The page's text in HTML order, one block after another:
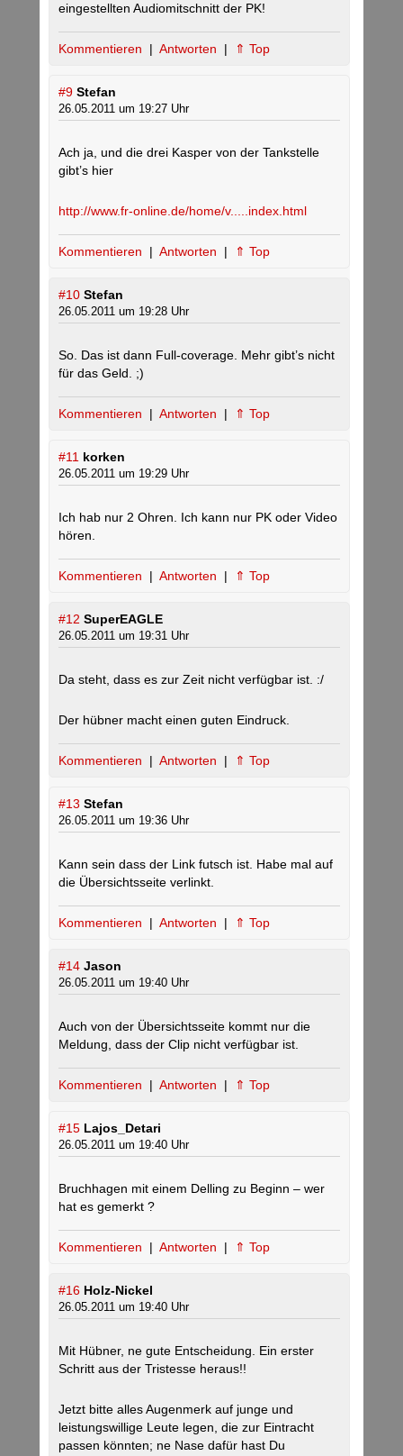
eingestellten Audiomitschnitt der PK!
Kommentieren | Antworten | ⇑ Top
#9 Stefan
26.05.2011 um 19:27 Uhr
Ach ja, und die drei Kasper von der Tankstelle
gibt’s hier
http://www.fr-online.de/home/v.....index.html
Kommentieren | Antworten | ⇑ Top
#10 Stefan
26.05.2011 um 19:28 Uhr
So. Das ist dann Full-coverage. Mehr gibt’s nicht
für das Geld. ;)
Kommentieren | Antworten | ⇑ Top
#11 korken
26.05.2011 um 19:29 Uhr
Ich hab nur 2 Ohren. Ich kann nur PK oder Video
hören.
Kommentieren | Antworten | ⇑ Top
#12 SuperEAGLE
26.05.2011 um 19:31 Uhr
Da steht, dass es zur Zeit nicht verfügbar ist. :/
Der hübner macht einen guten Eindruck.
Kommentieren | Antworten | ⇑ Top
#13 Stefan
26.05.2011 um 19:36 Uhr
Kann sein dass der Link futsch ist. Habe mal auf
die Übersichtsseite verlinkt.
Kommentieren | Antworten | ⇑ Top
#14 Jason
26.05.2011 um 19:40 Uhr
Auch von der Übersichtsseite kommt nur die
Meldung, dass der Clip nicht verfügbar ist.
Kommentieren | Antworten | ⇑ Top
#15 Lajos_Detari
26.05.2011 um 19:40 Uhr
Bruchhagen mit einem Delling zu Beginn – wer
hat es gemerkt ?
Kommentieren | Antworten | ⇑ Top
#16 Holz-Nickel
26.05.2011 um 19:40 Uhr
Mit Hübner, ne gute Entscheidung. Ein erster
Schritt aus der Tristesse heraus!!
Jetzt bitte alles Augenmerk auf junge und
leistungswillige Leute legen, die zur Eintracht
passen könnten; ne Nase dafür hast Du